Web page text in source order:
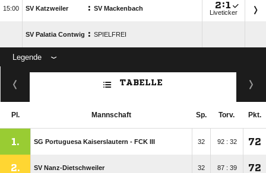
 SV Katzweiler : SV Mackenbach :
Liveticker
SV Palatia Contwig : SPIELFREI
Legende
ANZEIGE
TABELLE
Pl. Mannschaft Sp. Torv. Pkt.
1. SG Portuguesa Kaiserslautern - FCK III 32 92 : 32 72
2. SV Nanz-Dietschweiler 32 87 : 39 72